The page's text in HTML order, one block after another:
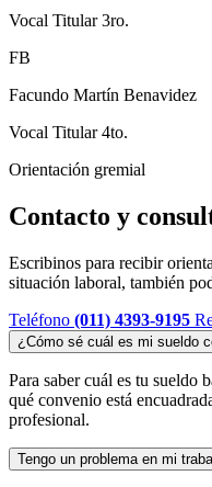
Vocal Titular 3ro.
FB
Facundo Martín Benavidez
Vocal Titular 4to.
Orientación gremial
Contacto y
Escribinos para recibir
situación laboral, también
Teléfono (011) 4393-9195
¿Cómo sé cuál es mi sueldo
Para saber cuál es tu sueldo
qué convenio está
profesional.
Tengo un problema en mi